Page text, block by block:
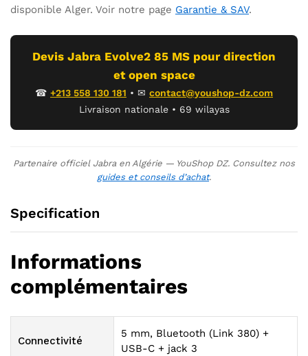
disponible Alger. Voir notre page Garantie & SAV.
Devis Jabra Evolve2 85 MS pour direction
et open space
☎ +213 558 130 181 • ✉ contact@youshop-dz.com
Livraison nationale • 69 wilayas
Partenaire officiel Jabra en Algérie — YouShop DZ. Consultez nos
guides et conseils d’achat.
Specification
Informations
complémentaires
Connectivité
5 mm, Bluetooth (Link 380) +
USB-C + jack 3